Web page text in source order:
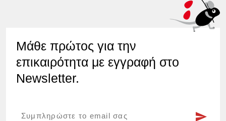
Μάθε πρώτος για την
επικαιρότητα με εγγραφή στο
Newsletter.